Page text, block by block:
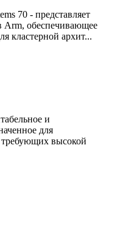
70 - представляет
Arm, обеспечивающее
кластерной архит...
и
для
высокой